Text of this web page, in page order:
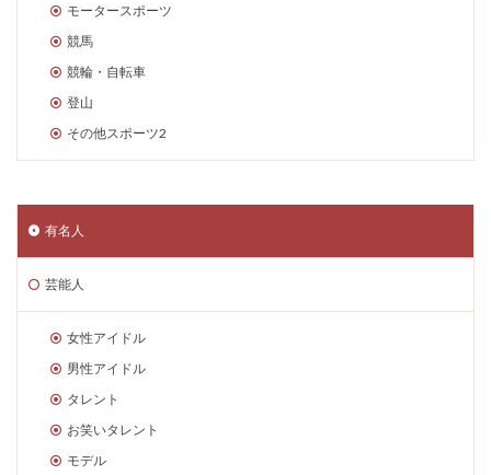
モータースポーツ
競馬
競輪・自転車
登山
その他スポーツ2
有名人
芸能人
女性アイドル
男性アイドル
タレント
お笑いタレント
モデル